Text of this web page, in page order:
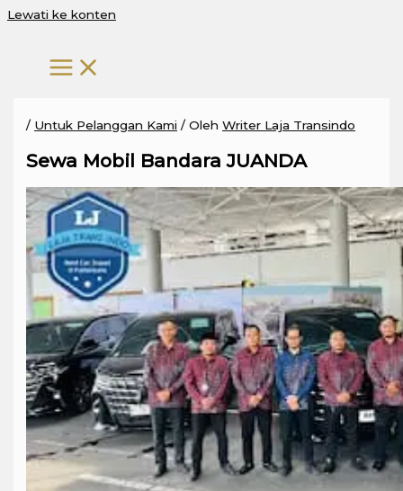
Lewati ke konten
/ Untuk Pelanggan Kami / OlehWriter Laja Transindo
Sewa Mobil Bandara JUANDA